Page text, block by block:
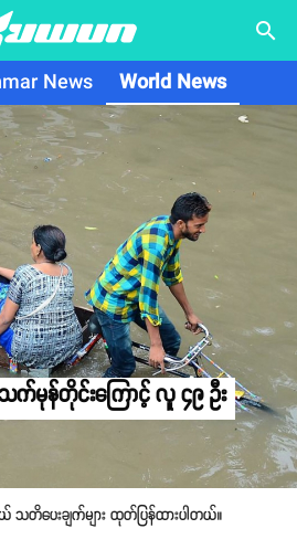
search
News World News
သက်မုန်တိုင်းကြောင့် လူ ၄၉ ဦး
တိပေးချက်များ ထုတ်ပြန်ထားပါတယ်။